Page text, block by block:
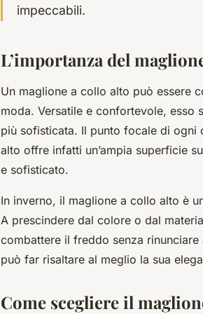
impeccabili.
L’importanza del
Un maglione a collo alto può essere
moda. Versatile e confortevole, esso
più sofisticata. Il punto focale di
alto offre infatti un’ampia superficie
e sofisticato.
In inverno, il maglione a collo alto è
A prescindere dal colore o dal
combattere il freddo senza
può far risaltare al meglio la sua
Come scegliere il